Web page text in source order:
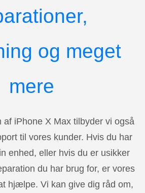
og meget
mere
af iPhone X Max tilbyder vi også
til vores kunder. Hvis du har
enhed, eller hvis du er usikker
du har brug for, er vores
hjælpe. Vi kan give dig råd om,